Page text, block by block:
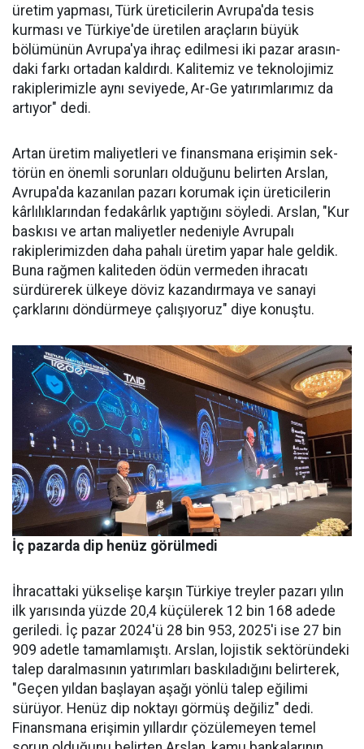
üre­tim yapması, Türk üreticilerin Avru­pa'da tesis
kurması ve Türkiye'de üreti­len araçların büyük
bölümünün Avru­pa'ya ihraç edilme­si iki pazar arasın­
daki farkı ortadan kaldırdı. Kalitemiz ve teknolojimiz
ra­kiplerimizle aynı seviyede, Ar-Ge ya­tırımlarımız da
ar­tıyor" dedi.
Artan üretim ma­liyetleri ve finans­mana erişimin sek­
törün en önemli sorunları oldu­ğunu belirten Arslan,
Avrupa'da kazanılan pazarı korumak için üreticilerin
kârlılıklarından fe­dakârlık yaptığını söyledi. Arslan, "Kur
baskısı ve artan maliyetler nedeniyle Avrupalı
rakiplerimiz­den daha pahalı üretim yapar ha­le geldik.
Buna rağmen kaliteden ödün vermeden ihracatı
sürdüre­rek ülkeye döviz kazandırmaya ve sanayi
çarklarını döndürmeye ça­lışıyoruz" diye konuştu.
İç pazarda dip henüz görülmedi
İhracattaki yükselişe karşın Türkiye treyler pazarı yılın
ilk yarısında yüzde 20,4 küçülerek 12 bin 168 adede
geriledi. İç pa­zar 2024'ü 28 bin 953, 2025'i ise 27 bin
909 adetle tamamlamış­tı. Arslan, lojistik sektöründeki
talep daralmasının yatırımları baskıladığını belirterek,
"Geçen yıldan başlayan aşağı yönlü talep eğilimi
sürüyor. Henüz dip nok­tayı görmüş değiliz" dedi.
Finans­mana erişimin yıllardır çözüle­meyen temel